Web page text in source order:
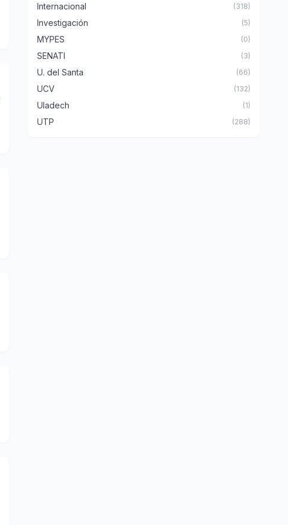
Internacional (318)
Investigación (5)
MYPES (0)
SENATI (3)
U. del Santa (66)
UCV (132)
Uladech (1)
UTP (288)